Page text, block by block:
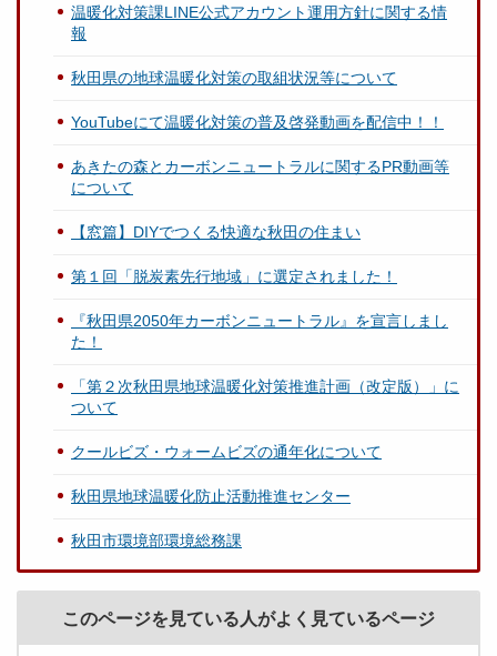
温暖化対策課LINE公式アカウント運用方針に関する情
報
秋田県の地球温暖化対策の取組状況等について
YouTubeにて温暖化対策の普及啓発動画を配信中！！
あきたの森とカーボンニュートラルに関するPR動画等
について
【窓篇】DIYでつくる快適な秋田の住まい
第１回「脱炭素先行地域」に選定されました！
『秋田県2050年カーボンニュートラル』を宣言しまし
た！
「第２次秋田県地球温暖化対策推進計画（改定版）」に
ついて
クールビズ・ウォームビズの通年化について
秋田県地球温暖化防止活動推進センター
秋田市環境部環境総務課
このページを見ている人がよく見ているページ